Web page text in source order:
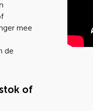
mee
de
of